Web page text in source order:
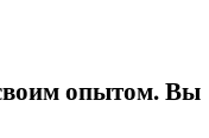
опытом. Вы